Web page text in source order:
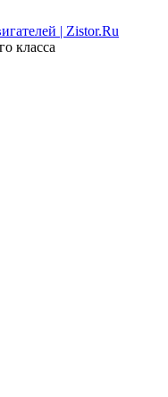
класса